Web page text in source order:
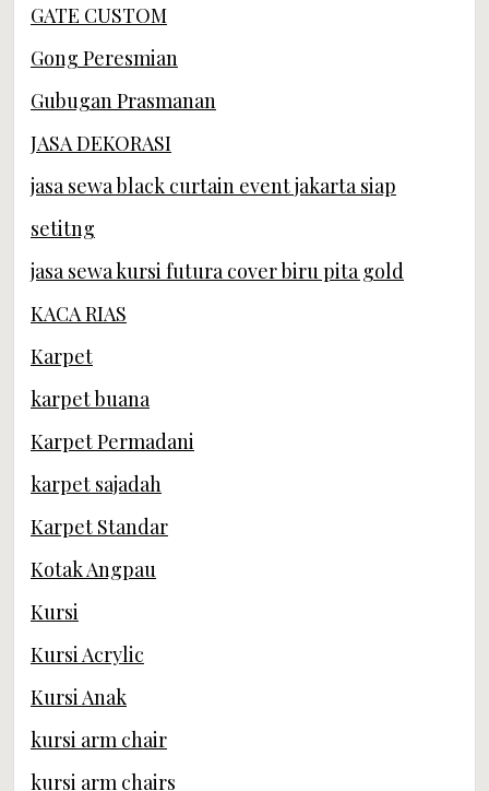
GATE CUSTOM
Gong Peresmian
Gubugan Prasmanan
JASA DEKORASI
jasa sewa black curtain event jakarta siap
setitng
jasa sewa kursi futura cover biru pita gold
KACA RIAS
Karpet
karpet buana
Karpet Permadani
karpet sajadah
Karpet Standar
Kotak Angpau
Kursi
Kursi Acrylic
Kursi Anak
kursi arm chair
kursi arm chairs